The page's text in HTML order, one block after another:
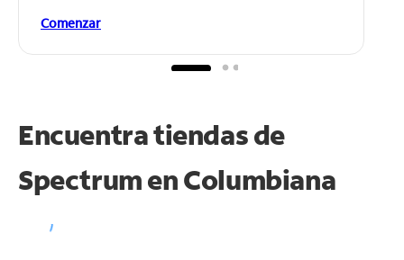
Comenzar
Encuentra tiendas de
Spectrum enColumbiana